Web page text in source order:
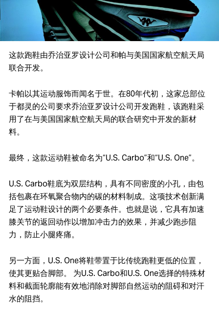
这款跑鞋由乔治亚罗设计公司和帕与美国国家航空航天局
联合开发。
卡帕以其运动服饰而闻名于世。在80年代初，这家总部位
于都灵的公司要求乔治亚罗设计公司开发跑鞋，该跑鞋采
用了在与美国国家航空航天局的联合研究中开发的新材
料。
最终，这款运动鞋被命名为“U.S. Carbo”和“U.S. One”。
U.S. Carbo鞋底为双层结构，具有不同密度的小孔，由包
括包裹在环氧聚合物内的碳的材料制成。这项技术创新满
足了运动鞋设计的两个必要条件。也就是说，它具有加速
膝关节的返回动作以增加冲击力的效果，并减少跑步阻
力，防止小腿疼痛。
另一方面，U.S. One将鞋带置于比传统跑鞋更低的位置，
使其更贴合脚部。 为U.S. Carbo和U.S. One选择的特殊材
料和截面轮廓能有效地消除对脚部自然运动的阻碍和对汗
水的阻挡。